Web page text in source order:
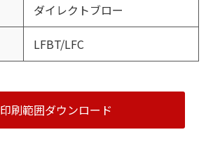
ダイレクトブロー
LFBT/LFC
印刷範囲ダウンロード